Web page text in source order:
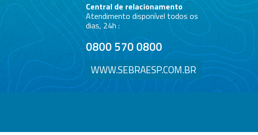
Central de relacionamento
Atendimento disponível todos os
dias, 24h :
0800 570 0800
WWW.SEBRAESP.COM.BR